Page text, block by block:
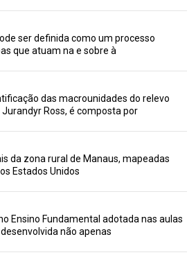
ser definida como um processo
que atuam na e sobre à
das macrounidades do relevo
Ross, é composta por
da zona rural de Manaus, mapeadas
Estados Unidos
Ensino Fundamental adotada nas aulas
não apenas